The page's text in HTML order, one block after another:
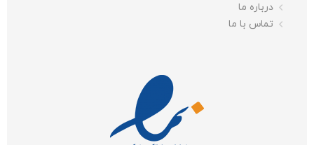
درباره ما
تماس با ما